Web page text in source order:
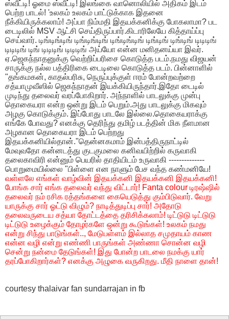
ஸ்வீட்டி! ஓமை ஸ்வீட்டி! இலங்கை வானொலியில் அதிகம் இடம்
பெற்ற பாடல்! 'உலகம் உலகம் பாட்டுக்காக இதனை
நீக்கியிருக்கலாம்! அப்பா நிம்மதி இதயக்கனிக்கு போகலாமா? பட
டைடிலில் MSV ஆட்சி செய்திருப்பார்.கிடாரிலேயே கித்தாய்ப்பு
செய்வார். டிங்டிங்டிங் டிங்டிங்டிங் டிங்டிங்டிங் டிங்டிங் டிங்டிங் டிடிடிங்
டிடிடிங் டிங் டிடிடிங் டிடிடிங் அய்யோ என்ன மனிதனய்யா இவர்.
ஏ.ஜெகந்நாதனுக்கு வெற்றிப்பரிசை கொடுத்த படம்.நமது விஜயன்
சாருக்கு நல்ல பத்திரிகை டைடிலை கொடுத்த படம். பின்னாளில்
"தங்கமகன், காதல்பரிசு, நெருப்புக்குள் ஈரம் போன்றவற்றை
சத்யாமுவீஸில் ஜெகந்நாதன் இயக்கியிருந்தார்.இதோ டைடில்
முடிந்து தலைவர் வரப்போகிறார். அந்நாளில் பாடலுக்கு முன்பு
தொகையரா என்ற ஒன்று இடம் பெறும்.அது பாடலுக்கு மிகவும்
அழகு கொடுக்கும். இப்போது பாடலே இல்லை.தொகையராக்கு
எங்கே போவது? எனக்கு தெரிந்து தமிழ் படத்தின் மிக நீளமான
அழகான தொகையரா இடம் பெற்றது
இதயக்கனியில்தான்."தென்னகமாம் இன்பத்திருநாட்டில்
மேவுவதோ கன்னடத்து குடகுமலை கனிவயிற்றில் கருவாகி
தலைகாவிரி என்னும் பெயரில் தாதியிடம் உருவாகி --------------
பொறுமையில்லை "பிள்ளை என நாளும் பேச வந்த கண்மனியே!
வள்ளலே எங்கள் வாழ்வின் இதயக்கனி இதயக்கனி இதயக்கனி!
போங்க சார் எங்க தலைவர் வந்து விட்டார்! Fanta colour டிரஷ்ஷில்
தலைவர் நம் ரசிக ரத்தங்களை கையெடுத்து கும்பிடுவார். வேறு
யாருக்கு சார் ஓட்டு விழும்? நாடித்துடிப்பு சார்! அதோடு
தலைவருடைய சத்யா தோட்டத்தை தரிசிக்கலாம்! டிட்டுடு டிட்டுடு
டிட்டுடு உழைக்கும் தோழர்களே ஒன்று கூடுங்கள்! உலகம் நமது
என்று சிந்து பாடுங்கள்.., மேடுபள்ளம் இல்லாத சமுதாயம் காண
என்ன வழி என்று எண்ணி பாருங்கள் அண்ணா சொன்ன வழி
சென்று நன்மை தேடுங்கள்! இது போன்ற பாடலை நமக்கு யார்
தரப்போகிறார்கள்? எனக்கு அழுகை வருகிறது. மீதி நாளை தான்!
courtesy thalaivar fan sundarrajan in fb